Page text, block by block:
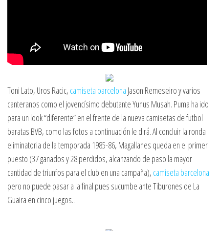
Toni Lato, Uros Racic, camiseta barcelona Jason Remeseiro y varios
canteranos como el jovencísimo debutante Yunus Musah. Puma ha ido
para un look “diferente” en el frente de la nueva camisetas de futbol
baratas BVB, como las fotos a continuación le dirá. Al concluir la ronda
eliminatoria de la temporada 1985-86, Magallanes queda en el primer
puesto (37 ganados y 28 perdidos, alcanzando de paso la mayor
cantidad de triunfos para el club en una campaña), camiseta barcelona
pero no puede pasar a la final pues sucumbe ante Tiburones de La
Guaira en cinco juegos..